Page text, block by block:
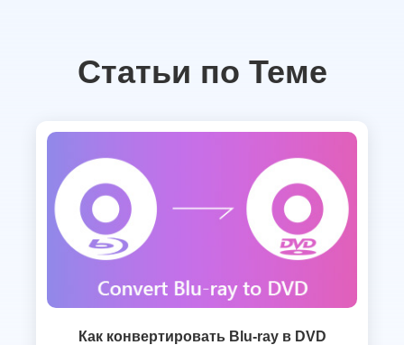
Статьи по Теме
Как конвертировать Blu-ray в DVD